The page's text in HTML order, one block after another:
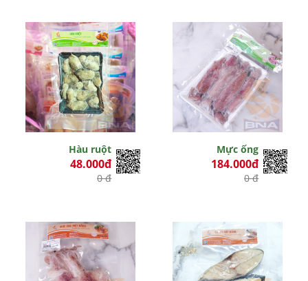
Hàu ruột
48.000đ
0 đ
Mực ống
184.000đ
0 đ